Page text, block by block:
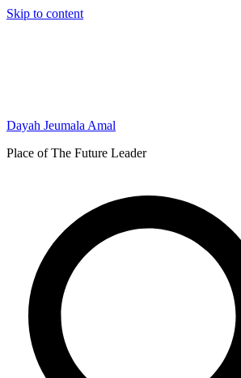
Skip to content
Dayah Jeumala Amal
Place of The Future Leader